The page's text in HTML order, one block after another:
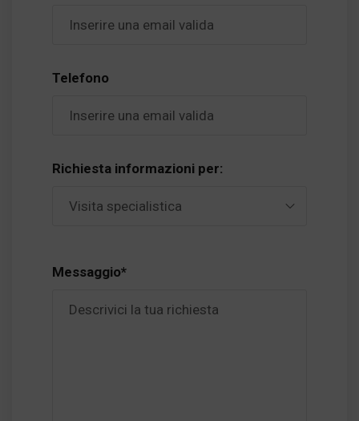
Telefono
Richiesta informazioni per:
Messaggio*